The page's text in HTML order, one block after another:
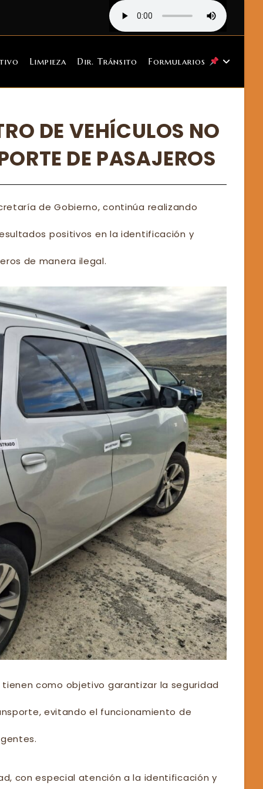
Limpieza Dir. Tránsito Formularios
DE VEHÍCULOS NO
DE PASAJEROS
de Gobierno, continúa realizando
positivos en la identificación y
de manera ilegal.
como objetivo garantizar la seguridad
evitando el funcionamiento de
con especial atención a la identificación y